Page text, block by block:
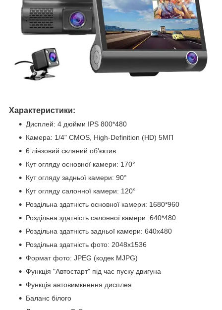
Характеристики:
Дисплей: 4 дюйми IPS 800*480
Камера: 1/4" CMOS, High-Definition (HD) 5МП
6 лінзовий скляний об'єктив
Кут огляду основної камери: 170°
Кут огляду задньої камери: 90°
Кут огляду салонної камери: 120°
Роздільна здатність основної камери: 1680*960
Роздільна здатність салонної камери: 640*480
Роздільна здатність задньої камери: 640х480
Роздільна здатність фото: 2048x1536
Формат фото: JPEG (кодек MJPG)
Функція "Автостарт" під час пуску двигуна
Функція автовимкнення дисплея
Баланс білого